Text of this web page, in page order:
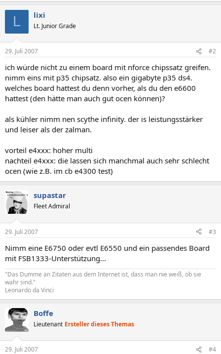
L lixi
Lt. Junior Grade
29. Juli 2007 #2
ich würde nicht zu einem board mit nforce chipssatz greifen.
nimm eins mit p35 chipsatz. also ein gigabyte p35 ds4.
welches board hattest du denn vorher, als du den e6600
hattest (den hätte man auch gut ocen können)?
als kühler nimm nen scythe infinity. der is leistungsstärker
und leiser als der zalman.
vorteil e4xxx: hoher multi
nachteil e4xxx: die lassen sich manchmal auch sehr schlecht
ocen (wie z.B. im cb e4300 test)
supastar
Fleet Admiral
29. Juli 2007 #3
Nimm eine E6750 oder evtl E6550 und ein passendes Board
mit FSB1333-Unterstützung...
"Das Dumme an Zitaten aus dem Internet ist, dass man nie weiß, ob sie
wahr sind."
Leonardo da Vinci
Boffe
Lieutenant Ersteller dieses Themas
29. Juli 2007 #4